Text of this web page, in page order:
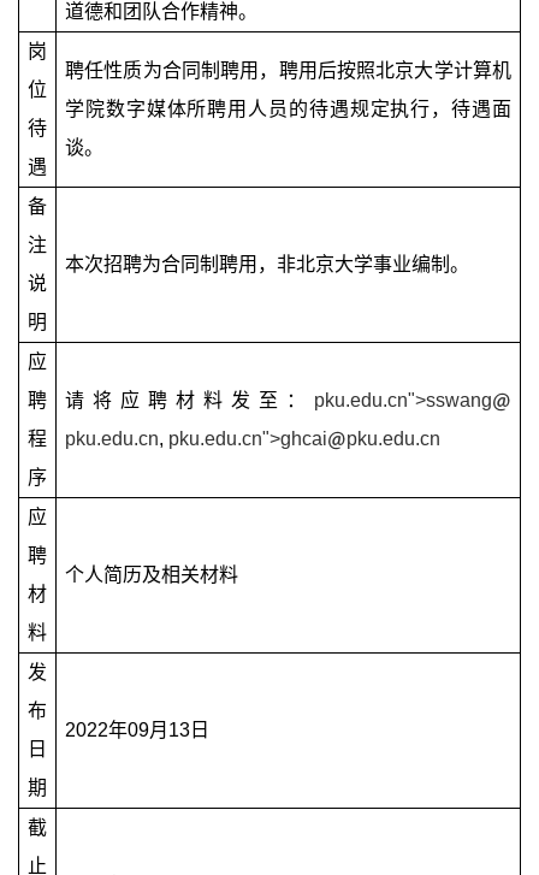
道德和团队合作精神。
岗
位
待
遇
聘任性质为合同制聘用，聘用后按照北京大学计算机
学院数字媒体所聘用人员的待遇规定执行，待遇面
谈。
备
注
说
明
本次招聘为合同制聘用，非北京大学事业编制。
应
聘
程
序
请将应聘材料发至： pku.edu.cn">sswang
pku.edu.cn, pku.edu.cn">ghcai pku.edu.cn
应
聘
材
料
个人简历及相关材料
发
布
日
期
2022年09月 13 日
截
止